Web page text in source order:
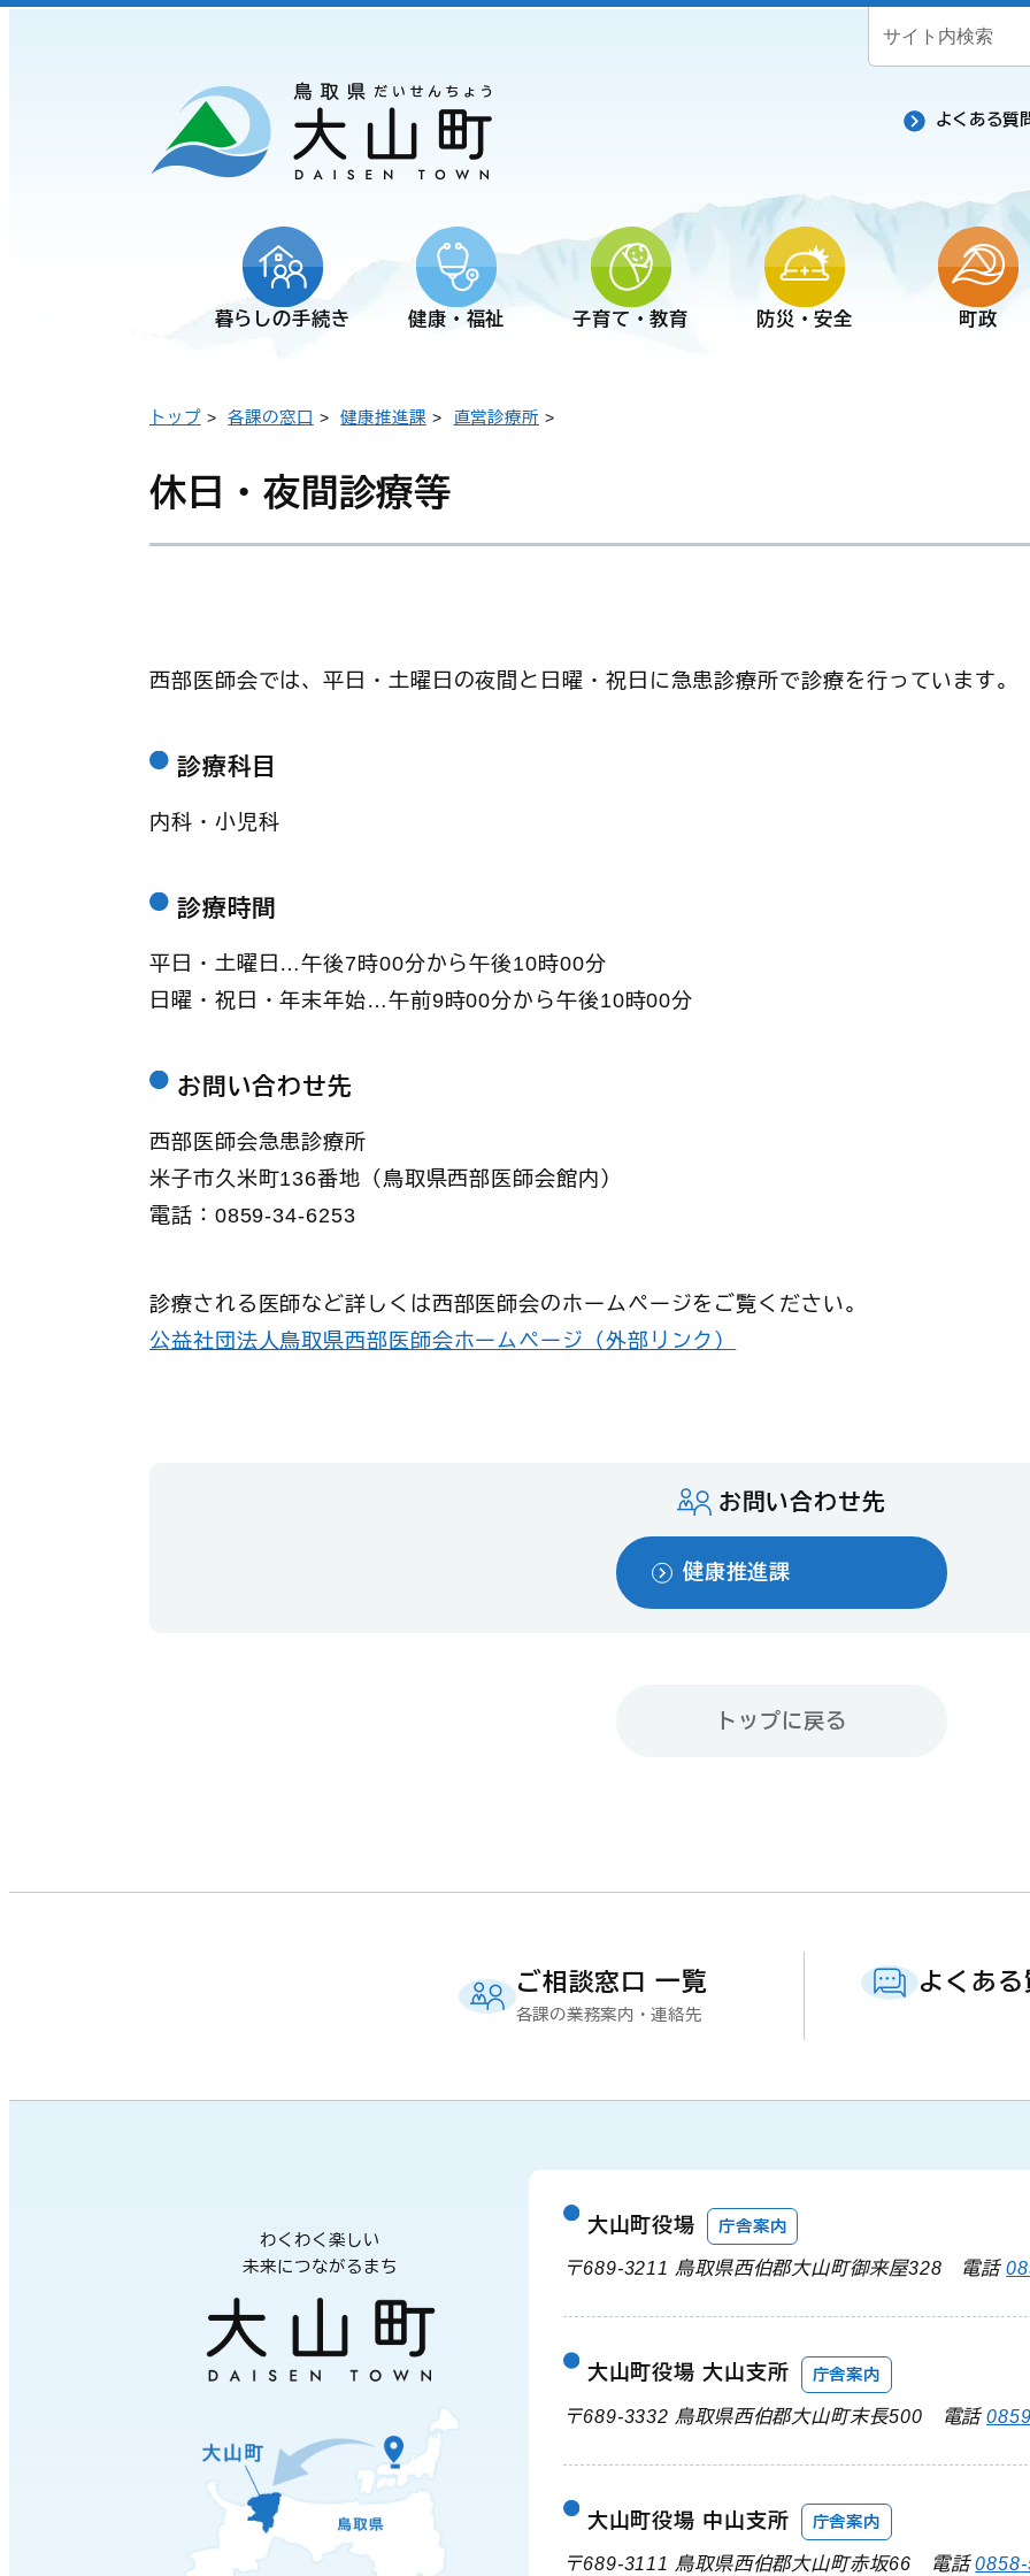
よくある質
暮らしの手続き 健康・福祉 子育て・教育 防災・安全 町政
トップ>各課の窓口 >健康推進課 > 直営診療所 >
休日・夜間診療等
西部医師会では、平日・土曜日の夜間と日曜・祝日に急患診療所で診療を行っています。
診療科目
内科・小児科
診療時間
平日・土曜日…午後7時00分から午後10時00分
日曜・祝日・年末年始…午前9時00分から午後10時00分
お問い合わせ先
西部医師会急患診療所
米子市久米町136番地（鳥取県西部医師会館内）
電話：0859-34-6253
診療される医師など詳しくは西部医師会のホームページをご覧ください。
公益社団法人鳥取県西部医師会ホームページ（外部リンク）
お問い合わせ先
健康推進課
トップに戻る
ご相談窓口 一覧
各課の業務案内・連絡先
よくあ
わくわく楽しい
未来につながるまち
大山町役場 庁舎案内
〒689-3211 鳥取県西伯郡大山町御来屋328 電話
大山町役場 大山支所 庁舎案内
〒689-3332 鳥取県西伯郡大山町末長500 電話
大山町役場 中山支所 庁舎案内
〒689-3111 鳥取県西伯郡大山町赤坂66 電話